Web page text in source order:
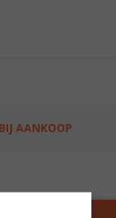
AANKOOP